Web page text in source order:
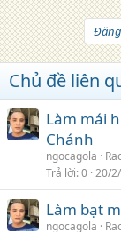
Chủ đề liên
Làm mái
Chánh
ngocagola
Trả lời 0 20/
Làm bạt
ngocagola